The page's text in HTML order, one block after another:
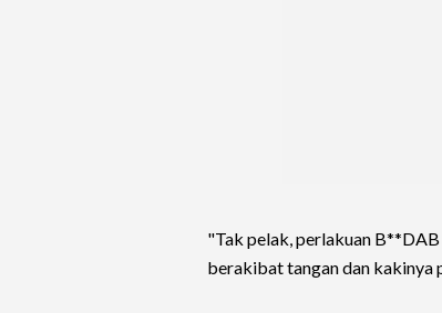
"Tak pelak, perlakuan B**DAB
berakibat tangan dan kakinya